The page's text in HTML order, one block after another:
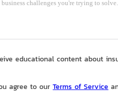
educational content about
agree to ourTerms of Service